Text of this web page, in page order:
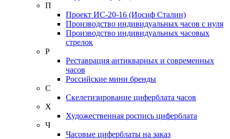
П
Проект ИС-20-16 (Иосиф Сталин)
Производство индивидуальных часов с нуля
Производство индивидуальных часовых
стрелок
Р
Реставрация антикварных и современных
часов
Российские мини бренды
С
Скелетизирование циферблата часов
Х
Художественная роспись циферблата
Ч
Часовые циферблаты на заказ